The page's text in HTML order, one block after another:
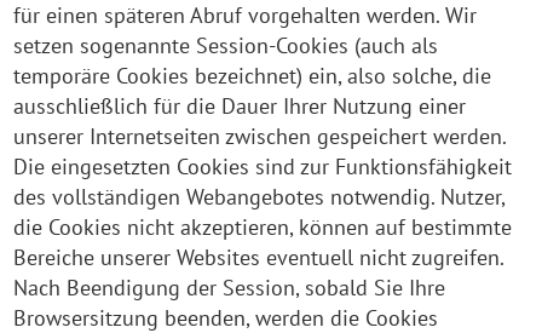
für einen späteren Abruf vorgehalten werden. Wir
setzen sogenannte Session-Cookies (auch als
temporäre Cookies bezeichnet) ein, also solche, die
ausschließlich für die Dauer Ihrer Nutzung einer
unserer Internetseiten zwischen gespeichert werden.
Die eingesetzten Cookies sind zur Funktionsfähigkeit
des vollständigen Webangebotes notwendig. Nutzer,
die Cookies nicht akzeptieren, können auf bestimmte
Bereiche unserer Websites eventuell nicht zugreifen.
Nach Beendigung der Session, sobald Sie Ihre
Browsersitzung beenden, werden die Cookies